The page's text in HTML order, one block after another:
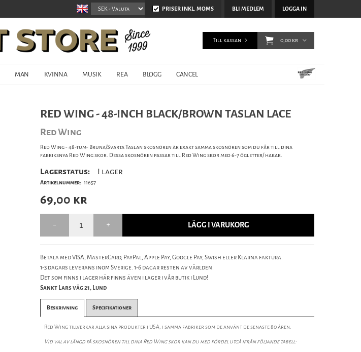
BLI MEDLEM LOGGA IN
PRISER INKL. MOMS
MAN KVINNA MUSIK REA BLOGG CANCEL
Till kassan 0,00 kr
RED WING - 48-INCH BLACK/BROWN TASLAN LACE
Red Wing
Red Wing - 48-tum- Bruna/Svarta Taslan skosnören är exakt samma skosnören som du får till dina
fabriksnya Red Wing skor. Dessa skosnören passar till Red Wing skor med 6-7 ögletter/ hakar.
Lagerstatus: I lager
Artikelnummer: 11657
69,00 kr
LÄGG I VARUKORG
Betala med VISA, MasterCard, PayPal, Apple Pay, Google Pay, Swish eller Klarna faktura.
1-3 dagars leverans inom Sverige. 1-6 dagar resten av världen.
Det som finns i lager här finns även i lager i vår butik i Lund!
Sankt Lars väg 21, Lund
Beskrivning Specifikationer
Red Wing tillverkar alla sina produkter i USA, i samma fabriker som de använt de senaste 80 åren.
Vid val av längd på skosnören till dina Red Wing skor kan du med fördel utgå ifrån följande tabell: